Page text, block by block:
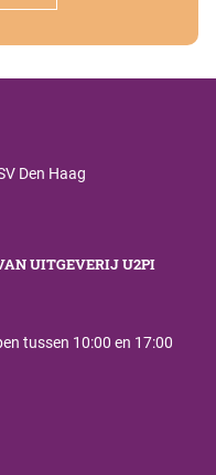
Den Haag
UITGEVERIJ U2PI
tussen 10:00 en 17:00